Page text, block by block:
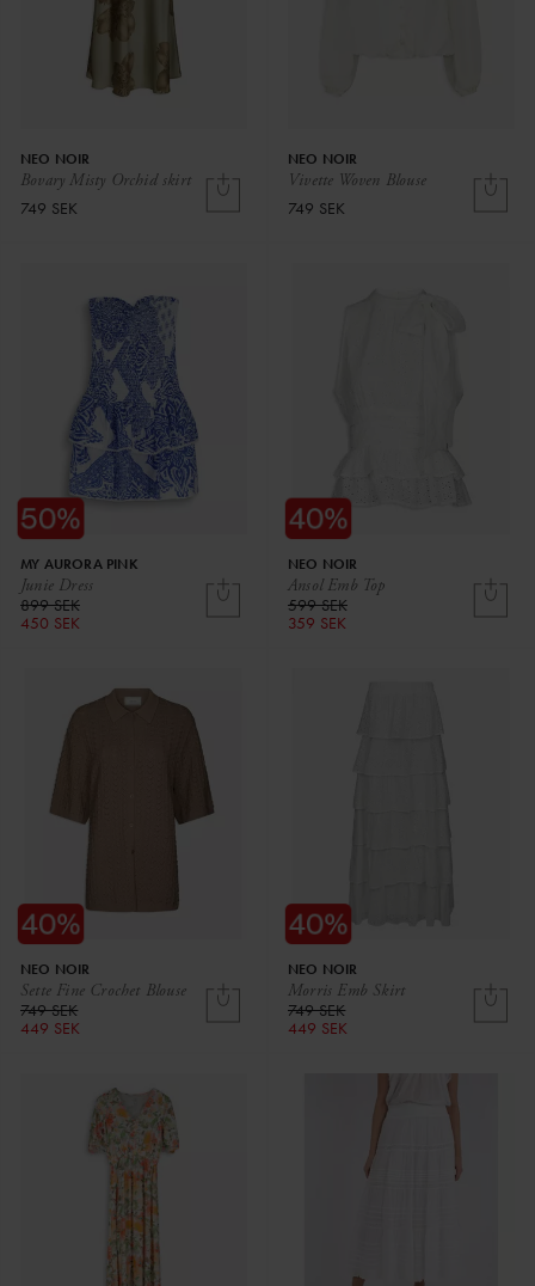
Bovary Misty Orchid skirt
NEO NOIR
749 SEK
Vivette Woven Blouse
NEO NOIR
749 SEK
Junie Dress
MY AURORA PINK
899 SEK
450 SEK
Ansol Emb Top
NEO NOIR
599 SEK
359 SEK
Sette Fine Crochet Blouse
NEO NOIR
749 SEK
449 SEK
Morris Emb Skirt
NEO NOIR
749 SEK
449 SEK